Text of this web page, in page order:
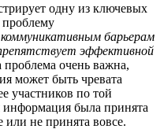
одну из ключевых
барьерам
эффективной
проблема очень важна,
может быть чревата
участников по той
информация была принята
не принята вовсе.